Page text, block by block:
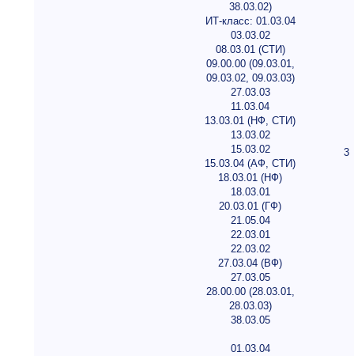
38.03.02)
ИТ-класс: 01.03.04
03.03.02
08.03.01 (СТИ)
09.00.00 (09.03.01,
09.03.02, 09.03.03)
27.03.03
11.03.04
13.03.01 (НФ, СТИ)
13.03.02
15.03.02
15.03.04 (АФ, СТИ)
18.03.01 (НФ)
18.03.01
20.03.01 (ГФ)
21.05.04
22.03.01
22.03.02
27.03.04 (ВФ)
27.03.05
28.00.00 (28.03.01,
28.03.03)
38.03.05
3
01.03.04